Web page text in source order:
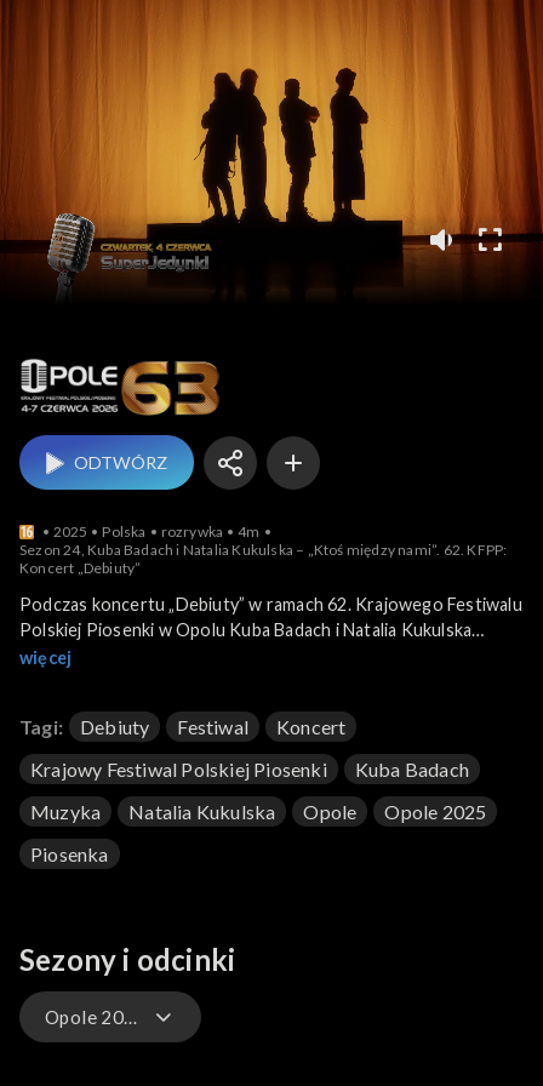
ODTWÓRZ
2025 Polska rozrywka
4m
Sezon 24, Kuba Badach i Natalia Kukulska – „Ktoś między nami”. 62. KFPP:
Koncert „Debiuty”
Podczas koncertu „Debiuty” w ramach 62. Krajowego Festiwalu
Polskiej Piosenki w Opolu Kuba Badach i Natalia Kukulska
wykonali piosenkę „Ktoś między nami”. Miało to miejsce 12
TVP Polonia oraz online w TVP VOD.
więcej
Tagi: Debiuty Festiwal
Koncert
Krajowy Festiwal Polskiej Piosenki
Kuba Badach
Muzyka
Natalia Kukulska Opole
Opole 2025
Piosenka
Sezony i odcinki
Opole 2025 – występy